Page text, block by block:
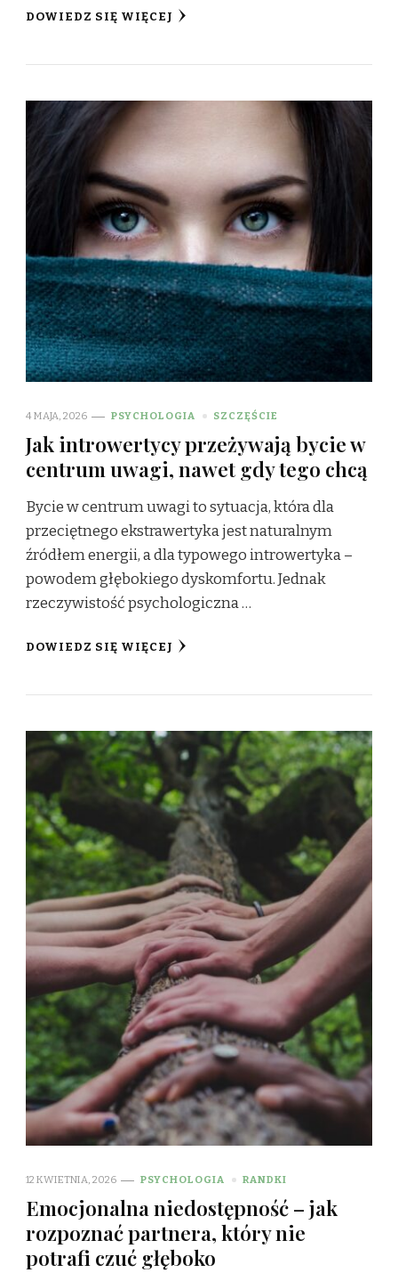
DOWIEDZ SIĘ WIĘCEJ
4 MAJA, 2026 PSYCHOLOGIA SZCZĘŚCIE
Jak introwertycy przeżywają bycie w
centrum uwagi, nawet gdy tego chcą
Bycie w centrum uwagi to sytuacja, która dla
przeciętnego ekstrawertyka jest naturalnym
źródłem energii, a dla typowego introwertyka –
powodem głębokiego dyskomfortu. Jednak
rzeczywistość psychologiczna …
DOWIEDZ SIĘ WIĘCEJ
12 KWIETNIA, 2026 PSYCHOLOGIA RANDKI
Emocjonalna niedostępność – jak
rozpoznać partnera, który nie
potrafi czuć głęboko